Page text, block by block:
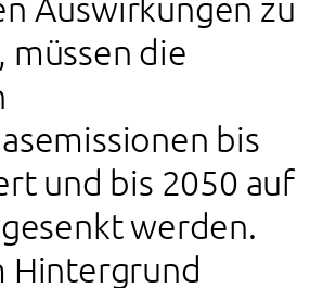
Auswirkungen zu
die
bis
und bis 2050 auf
werden.
Hintergrund